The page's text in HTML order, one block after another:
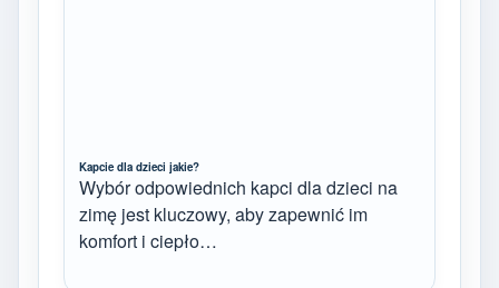
Kapcie dla dzieci jakie?
Wybór odpowiednich kapci dla dzieci na
zimę jest kluczowy, aby zapewnić im
komfort i ciepło…